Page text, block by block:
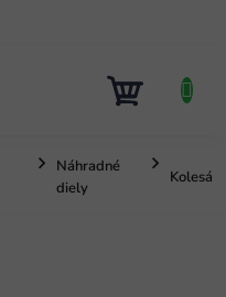
KOŠÍK
Náhradné
diely
Kolesá